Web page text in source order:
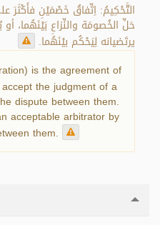
التَّحْكِيمُ: اِتِّفاقُ خَصْمَيْنِ
حَلِّ الخُصومَة والنِّزاعِ بَيْنَهُما،
يرتَضيانه لِيَحْكُم بيْنَهُما.
is the agreement of
the judgment of a
dispute between them.
acceptable arbitrator by
them.